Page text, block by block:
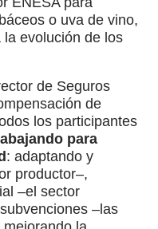
o uva de vino,
evolución de los
de Seguros
de
los participantes
para
: adaptando y
productor–,
–el sector
–las